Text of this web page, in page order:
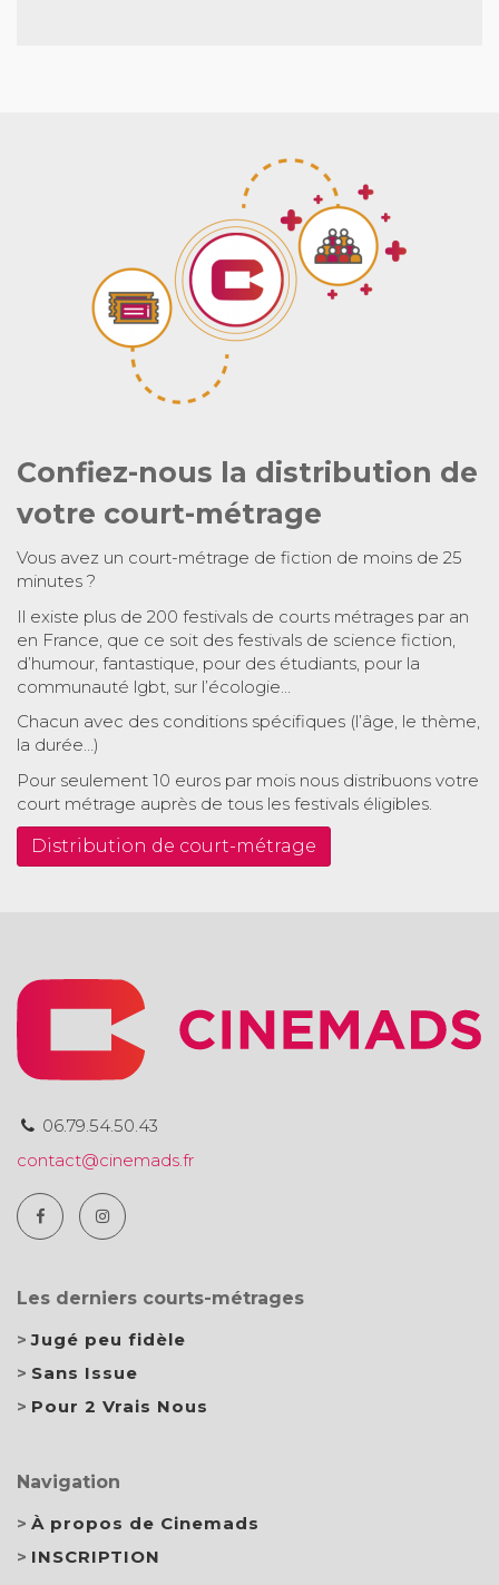
Confiez-nous la distribution de
votre court-métrage
Vous avez un court-métrage de fiction de moins de 25
minutes ?
Il existe plus de 200 festivals de courts métrages par an
en France, que ce soit des festivals de science fiction,
d’humour, fantastique, pour des étudiants, pour la
communauté lgbt, sur l’écologie…
Chacun avec des conditions spécifiques (l’âge, le thème,
la durée…)
Pour seulement 10 euros par mois nous distribuons votre
court métrage auprès de tous les festivals éligibles.
Distribution de court-métrage
06.79.54.50.43
contact@cinemads.fr
Les derniers courts-métrages
Jugé peu fidèle
Sans Issue
Pour 2 Vrais Nous
Navigation
À propos de Cinemads
INSCRIPTION